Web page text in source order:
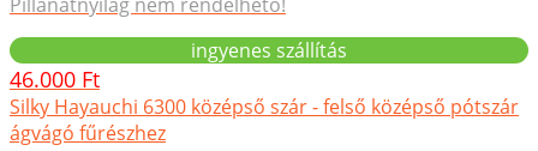
ingyenes szállítás
46.000 Ft
Silky Hayauchi 6300 középső szár - felső középső pótszár
ágvágó fűrészhez